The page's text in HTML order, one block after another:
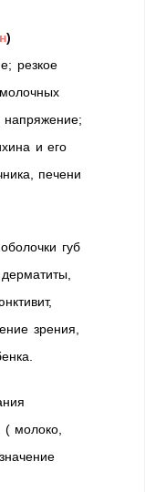
)
резкое
напряжение;
и его
печени
губ
зрения,
( молоко,